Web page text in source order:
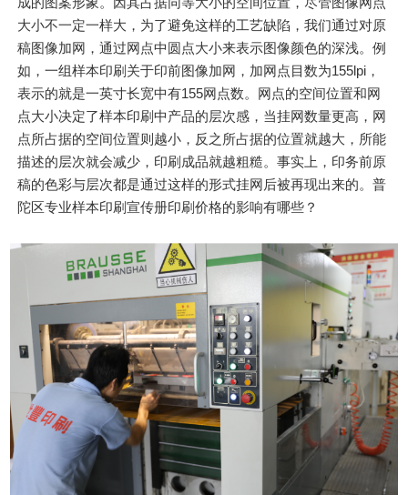
大小不一定一样大，为了避免这样的工艺缺陷，我们通过对原
稿图像加网，通过网点中圆点大小来表示图像颜色的深浅。例
如，一组样本印刷关于印前图像加网，加网点目数为155lpi，
表示的就是一英寸长宽中有155网点数。网点的空间位置和网
点大小决定了样本印刷中产品的层次感，当挂网数量更高，网
点所占据的空间位置则越小，反之所占据的位置就越大，所能
描述的层次就会减少，印刷成品就越粗糙。事实上，印务前原
稿的色彩与层次都是通过这样的形式挂网后被再现出来的。普
陀区专业样本印刷宣传册印刷价格的影响有哪些？